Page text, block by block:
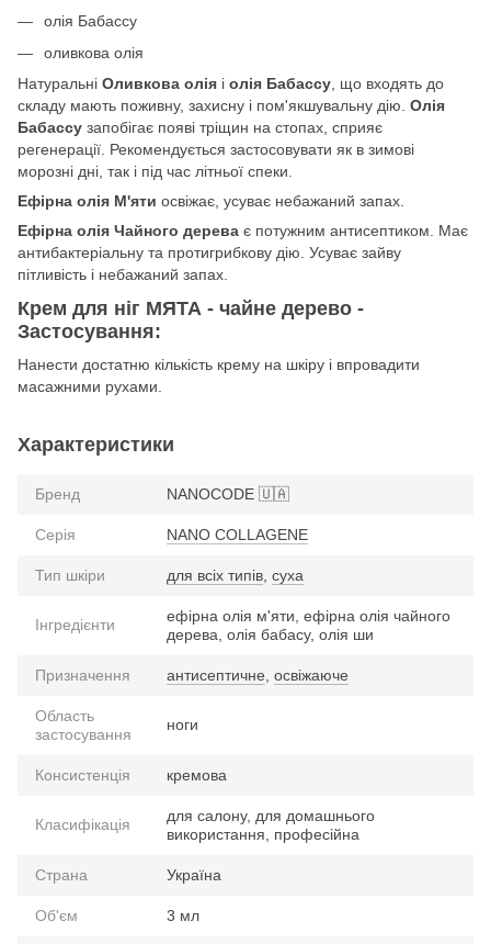
олія Бабассу
оливкова олія
Натуральні Оливкова олія і олія Бабассу , що входять до
складу мають поживну, захисну і пом'якшувальну дію. Олія
Бабассу запобігає появі тріщин на стопах, сприяє
регенерації. Рекомендується застосовувати як в зимові
морозні дні, так і під час літньої спеки.
Ефірна олія М'яти освіжає, усуває небажаний запах.
Ефірна олія Чайного дерева є потужним антисептиком. Має
антибактеріальну та протигрибкову дію. Усуває зайву
пітливість і небажаний запах.
Крем для ніг МЯТА - чайне дерево -
Застосування:
Нанести достатню кількість крему на шкіру і впровадити
масажними рухами.
Характеристики
Бренд NANOCODE 🇺🇦
Серія NANO COLLAGENE
Тип шкіри для всіх типів суха
Інгредієнти
ефірна олія м'яти, ефірна олія чайного
дерева, олія бабасу, олія ши
Призначення антисептичне освіжаюче
Область
застосування
ноги
Консистенція кремова
Класифікація
для салону, для домашнього
використання, професійна
Страна Україна
Об'єм 3 мл